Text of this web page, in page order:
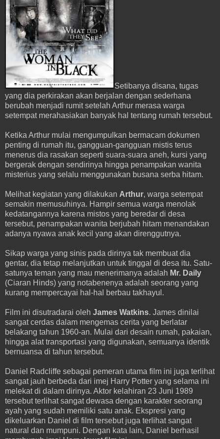
Setibanya disana, tugas
yang dia perkirakan akan berjalan dengan sederhana
berubah menjadi rumit setelah Arthur merasa warga
setempat merahasiakan banyak hal tentang rumah tersebut.
Ketika Arthur mulai mengumpulkan bermacam dokumen
penting di rumah itu, gangguan-gangguan mistis terus
menerus dia rasakan seperti suara-suara aneh, kursi yang
bergerak dengan sendirinya hingga penampakan wanita
misterius yang selalu menggunakan busana serba hitam.
Melihat kegiatan yang dilakukan Arthur, warga setempat
semakin memusuhinya. Hampir semua warga menolak
kedatangannya karena mistos yang beredar di desa
tersebut, penampakan wanita berjubah hitam menandakan
adanya nyawa anak kecil yang akan direnggutnya.
Sikap warga yang sinis pada dirinya tak membuat dia
gentar, dia tetap melanjutkan untuk tinggal di desa itu. Satu-
satunya teman yang mau menerimanya adalah Mr. Daily
(Ciaran Hinds) yang notabenenya adalah seorang yang
kurang mempercayai hal-hal berbau takhayul.
Film ini disutradarai oleh James Watkins. James dinilai
sangat cerdas dalam mengemas cerita yang berlatar
belakang tahun 1960-an. Mulai dari desain rumah, pakaian,
hingga alat transportasi yang digunakan, semuanya identik
bernuansa di tahun tersebut.
Daniel Radcliffe sebagai pemeran utama film ini juga terlihat
sangat jauh berbeda dari imej Harry Potter yang selama ini
melekat di dalam dirinya. Aktor kelahiran 23 Juni 1989
tersebut terlihat sangat dewasa dengan karakter seorang
ayah yang sudah memiliki satu anak. Ekspresi yang
dikeluarkan Daniel di film tersebut juga terlihat sangat
natural dan mumpuni. Dengan kata lain, Daniel berhasil